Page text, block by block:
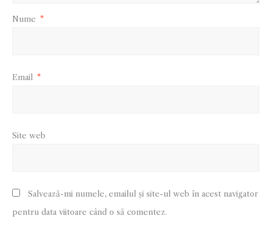
Nume *
Email *
Site web
Salvează-mi numele, emailul și site-ul web în acest navigator
pentru data viitoare când o să comentez.